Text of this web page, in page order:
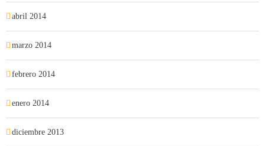
abril 2014
marzo 2014
febrero 2014
enero 2014
diciembre 2013